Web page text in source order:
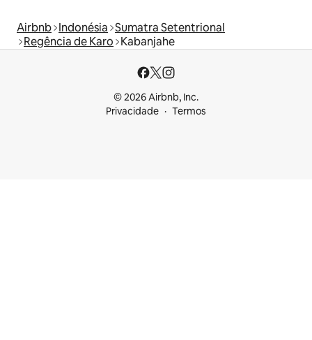
Airbnb Indonésia Sumatra Setentrional
Regência de Karo Kabanjahe
© 2026 Airbnb, Inc.
Privacidade
Termos